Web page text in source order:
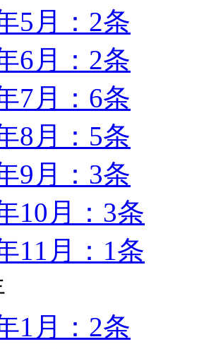
5月：2条
6月：2条
7月：6条
8月：5条
9月：3条
10月：3条
11月：1条
1月：2条